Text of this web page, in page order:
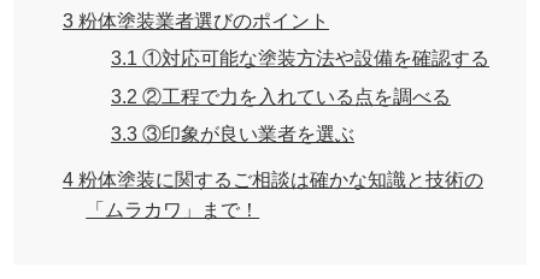
3 粉体塗装業者選びのポイント
3.1 ①対応可能な塗装方法や設備を確認する
3.2 ②工程で力を入れている点を調べる
3.3 ③印象が良い業者を選ぶ
4 粉体塗装に関するご相談は確かな知識と技術の
「ムラカワ」まで！